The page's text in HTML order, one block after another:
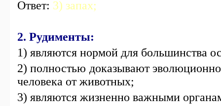
Ответ: 3) запах;
2. Рудименты:
1) являются нормой для большинства
2) полностью доказывают
человека от животных;
3) являются жизненно важными